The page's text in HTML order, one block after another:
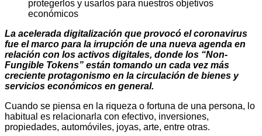
La acelerada digitalización que provocó el coronavirus
fue el marco para la irrupción de una nueva agenda en
relación con los activos digitales, donde los “Non-
Fungible Tokens” están tomando un cada vez más
creciente protagonismo en la circulación de bienes y
servicios económicos en general.
Cuando se piensa en la riqueza o fortuna de una persona, lo
habitual es relacionarla con efectivo, inversiones,
propiedades, automóviles, joyas, arte, entre otras.